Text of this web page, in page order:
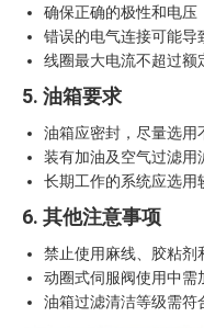
确保正确的极性和电压
错误的电气连接可能导
线圈最大电流不超过额
5. 油箱要求
油箱应密封，尽量选用
装有加油及空气过滤用
长期工作的系统应选用
6. 其他注意事项
禁止使用麻线、胶粘剂
动圈式伺服阀使用中需
油箱过滤清洁等级需符